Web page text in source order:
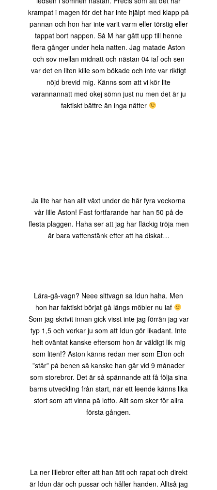
krampat i magen för det har inte hjälpt med klapp på
pannan och hon har inte varit varm eller törstig eller
tappat bort nappen. Så M har gått upp till henne
flera gånger under hela natten. Jag matade Aston
och sov mellan midnatt och nästan 04 iaf och sen
var det en liten kille som bökade och inte var riktigt
nöjd brevid mig. Känns som att vi kör lite
varannannatt med okej sömn just nu men det är ju
faktiskt bättre än inga nätter
Ja lite har han allt växt under de här fyra veckorna
vår lille Aston! Fast fortfarande har han 50 på de
flesta plaggen. Haha ser att jag har fläckig tröja men
är bara vattenstänk efter att ha diskat…
Lära-gå-vagn? Neee sittvagn sa Idun haha. Men
hon har faktiskt börjat gå längs möbler nu iaf
Som jag skrivit innan gick visst inte jag förrän jag var
typ 1,5 och verkar ju som att Idun gör likadant. Inte
helt oväntat kanske eftersom hon är väldigt lik mig
som liten!? Aston känns redan mer som Elion och
”står” på benen så kanske han går vid 9 månader
som storebror. Det är så spännande att få följa sina
barns utveckling från start, när ett leende känns lika
stort som att vinna på lotto. Allt som sker för allra
första gången.
La ner lillebror efter att han ätit och rapat och direkt
är Idun där och pussar och håller handen. Alltså jag